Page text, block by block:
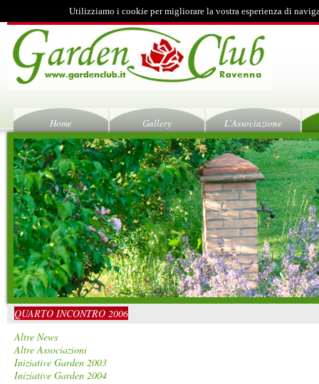
Utilizziamo i cookie per migliorare la vostra esperienza di
Home Gallery L'Associazione
QUARTO INCONTRO 2006
Altre News
Altre Associazioni
Iniziative Garden 2003
Iniziative Garden 2004